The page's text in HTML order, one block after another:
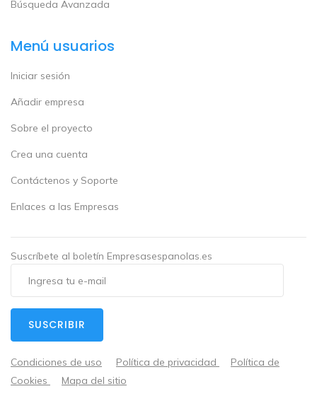
Búsqueda Avanzada
Menú usuarios
Iniciar sesión
Añadir empresa
Sobre el proyecto
Crea una cuenta
Contáctenos y Soporte
Enlaces a las Empresas
Suscríbete al boletín Empresasespanolas.es
Condiciones de uso Política de privacidad
Política de
Cookies
Mapa del sitio
SUSCRIBIR